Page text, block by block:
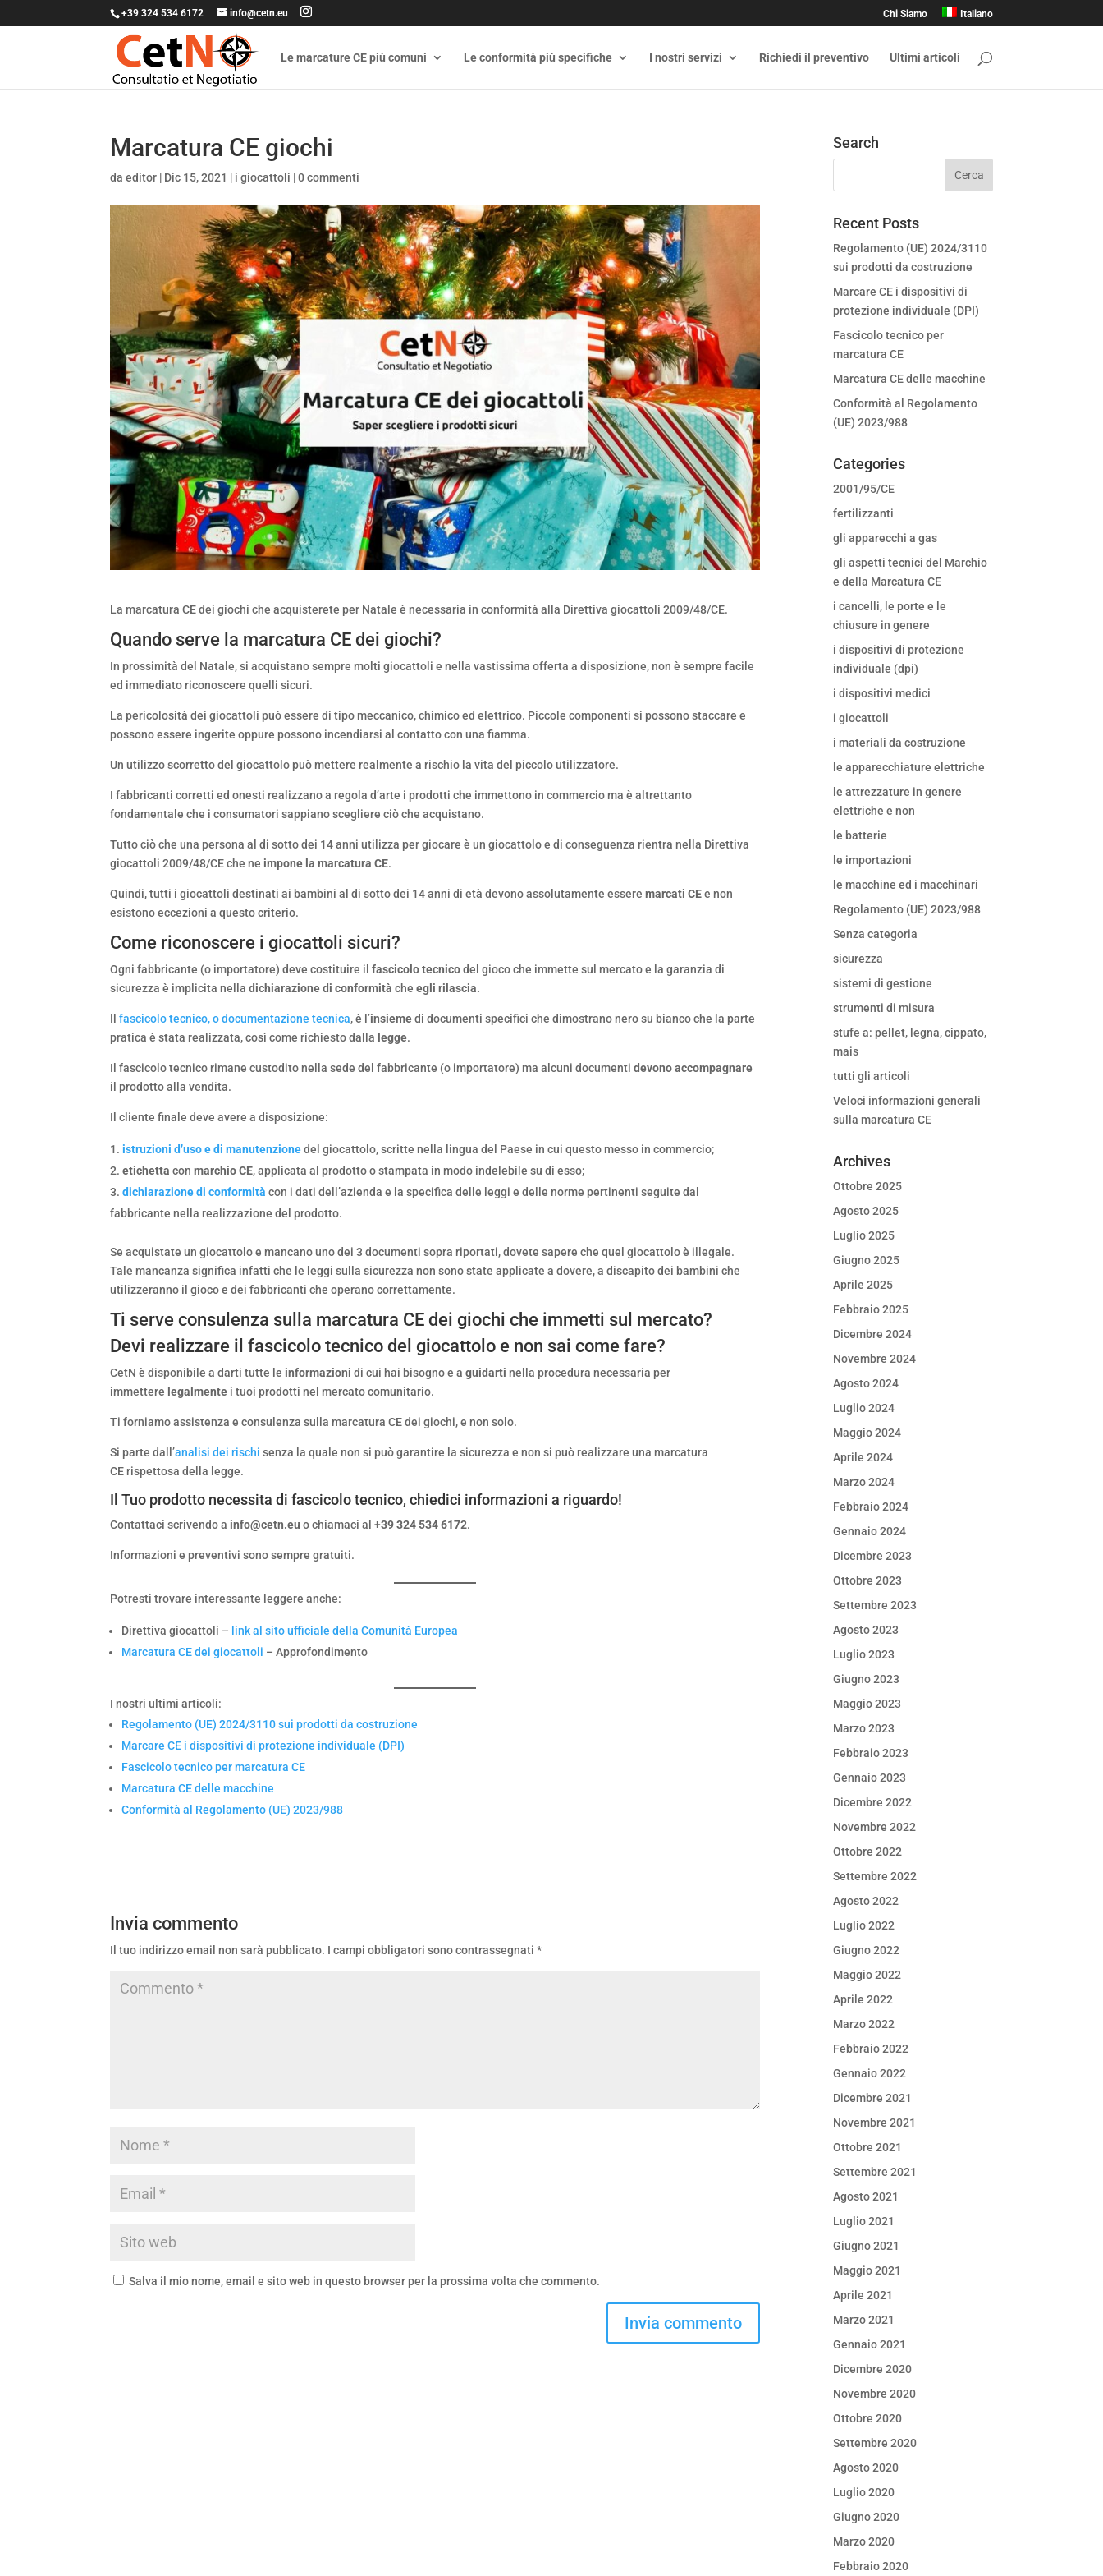
+39 324 534 6172 info@cetn.eu Chi Siamo Italiano
Le marcature CE più comuni Le conformità più specifiche I nostri servizi Richiedi il preventivo Ultimi articoli
Marcatura CE giochi
daeditor | Dic 15, 2021 | i giocattoli |0 commenti
La marcatura CE dei giochi che acquisterete per Natale è necessaria in conformità alla Direttiva giocattoli 2009/48/CE.
Quando serve la marcatura CE dei giochi?
In prossimità del Natale, si acquistano sempre molti giocattoli e nella vastissima offerta a disposizione, non è sempre facile
ed immediato riconoscere quelli sicuri.
La pericolosità dei giocattoli può essere di tipo meccanico, chimico ed elettrico. Piccole componenti si possono staccare e
possono essere ingerite oppure possono incendiarsi al contatto con una fiamma.
Un utilizzo scorretto del giocattolo può mettere realmente a rischio la vita del piccolo utilizzatore.
I fabbricanti corretti ed onesti realizzano a regola d’arte i prodotti che immettono in commercio ma è altrettanto
fondamentale che i consumatori sappiano scegliere ciò che acquistano.
Tutto ciò che una persona al di sotto dei 14 anni utilizza per giocare è un giocattolo e di conseguenza rientra nella Direttiva
giocattoli 2009/48/CE che ne impone la marcatura CE.
Quindi, tutti i giocattoli destinati ai bambini al di sotto dei 14 anni di età devono assolutamente esseremarcati CEe non
esistono eccezioni a questo criterio.
Come riconoscere i giocattoli sicuri?
Ogni fabbricante (o importatore) deve costituire ilfascicolo tecnicodel gioco che immette sul mercato e la garanzia di
sicurezza è implicita nelladichiarazione di conformità cheegli rilascia.
Ilfascicolo tecnico, o documentazione tecnica, è l’insiemedi documenti specifici che dimostrano nero su bianco che la parte
pratica è stata realizzata, così come richiesto dalla legge.
Il fascicolo tecnico rimane custodito nella sede del fabbricante (o importatore) ma alcuni documentidevono accompagnare
il prodotto alla vendita.
Il cliente finale deve avere a disposizione:
istruzioni d’uso e di manutenzione del giocattolo, scritte nella lingua del Paese in cui questo messo in commercio;
etichetta conmarchio CE, applicata al prodotto o stampata in modo indelebile su di esso;
dichiarazione di conformità con i dati dell’azienda e la specifica delle leggi e delle norme pertinenti seguite dal
fabbricante nella realizzazione del prodotto.
Se acquistate un giocattolo e mancano uno dei 3 documenti sopra riportati, dovete sapere che quel giocattolo è illegale.
Tale mancanza significa infatti che le leggi sulla sicurezza non sono state applicate a dovere, a discapito dei bambini che
utilizzeranno il gioco e dei fabbricanti che operano correttamente.
Ti serve consulenza sulla marcatura CE dei giochi che immetti sul mercato?
Devi realizzare il fascicolo tecnico del giocattolo e non sai come fare?
CetN è disponibile a darti tutte le informazionidi cui hai bisogno e aguidarti nella procedura necessaria per
immettere legalmente i tuoi prodotti nel mercato comunitario.
Ti forniamo assistenza e consulenza sulla marcatura CE dei giochi, e non solo.
Si parte dall’analisi dei rischisenza la quale non si può garantire la sicurezza e non si può realizzare una marcatura
CE rispettosa della legge.
Il Tuo prodotto necessita di fascicolo tecnico, chiedici informazioni a riguardo!
Contattaci scrivendo a info@cetn.eu o chiamaci al+39 324 534 6172.
Informazioni e preventivi sono sempre gratuiti.
Potresti trovare interessante leggere anche:
Direttiva giocattoli – link al sito ufficiale della Comunità Europea
Marcatura CE dei giocattoli – Approfondimento
I nostri ultimi articoli:
Regolamento (UE) 2024/3110 sui prodotti da costruzione
Marcare CE i dispositivi di protezione individuale (DPI)
Fascicolo tecnico per marcatura CE
Marcatura CE delle macchine
Conformità al Regolamento (UE) 2023/988
Invia commento
Il tuo indirizzo email non sarà pubblicato. I campi obbligatori sono contrassegnati*
Salva il mio nome, email e sito web in questo browser per la prossima volta che commento.
Search
Recent Posts
Regolamento (UE) 2024/3110
sui prodotti da costruzione
Marcare CE i dispositivi di
protezione individuale (DPI)
Fascicolo tecnico per
marcatura CE
Marcatura CE delle macchine
Conformità al Regolamento
(UE) 2023/988
Categories
2001/95/CE
fertilizzanti
gli apparecchi a gas
gli aspetti tecnici del Marchio
e della Marcatura CE
i cancelli, le porte e le
chiusure in genere
i dispositivi di protezione
individuale (dpi)
i dispositivi medici
i giocattoli
i materiali da costruzione
le apparecchiature elettriche
le attrezzature in genere
elettriche e non
le batterie
le importazioni
le macchine ed i macchinari
Regolamento (UE) 2023/988
Senza categoria
sicurezza
sistemi di gestione
strumenti di misura
stufe a: pellet, legna, cippato,
mais
tutti gli articoli
Veloci informazioni generali
sulla marcatura CE
Archives
Ottobre 2025
Agosto 2025
Luglio 2025
Giugno 2025
Aprile 2025
Febbraio 2025
Dicembre 2024
Novembre 2024
Agosto 2024
Luglio 2024
Maggio 2024
Aprile 2024
Marzo 2024
Febbraio 2024
Gennaio 2024
Dicembre 2023
Ottobre 2023
Settembre 2023
Agosto 2023
Luglio 2023
Giugno 2023
Maggio 2023
Marzo 2023
Febbraio 2023
Gennaio 2023
Dicembre 2022
Novembre 2022
Ottobre 2022
Settembre 2022
Agosto 2022
Luglio 2022
Giugno 2022
Maggio 2022
Aprile 2022
Marzo 2022
Febbraio 2022
Gennaio 2022
Dicembre 2021
Novembre 2021
Ottobre 2021
Settembre 2021
Agosto 2021
Luglio 2021
Giugno 2021
Maggio 2021
Aprile 2021
Marzo 2021
Gennaio 2021
Dicembre 2020
Novembre 2020
Ottobre 2020
Settembre 2020
Agosto 2020
Luglio 2020
Giugno 2020
Marzo 2020
Febbraio 2020